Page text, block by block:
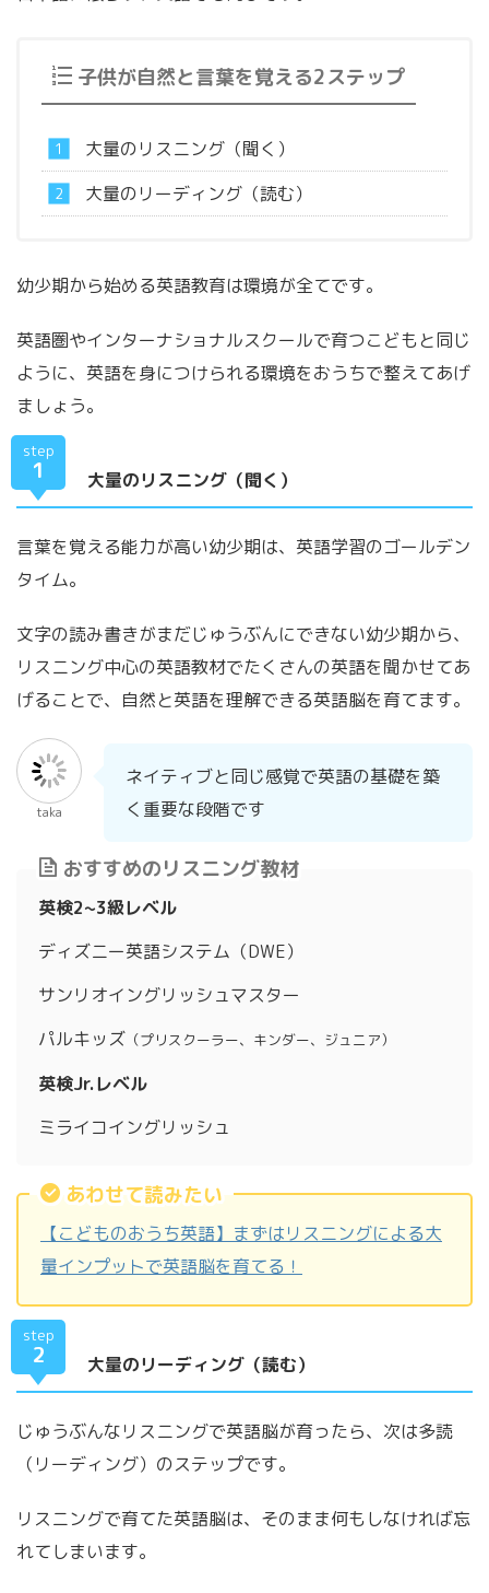
子供が自然と言葉を覚える2ステップ
大量のリスニング（聞く）
大量のリーディング（読む）
幼少期から始める英語教育は環境が全てです。
英語圏やインターナショナルスクールで育つこどもと同じ
ように、英語を身につけられる環境をおうちで整えてあげ
ましょう。
step
1 大量のリスニング（聞く）
言葉を覚える能力が高い幼少期は、英語学習のゴールデン
タイム。
文字の読み書きがまだじゅうぶんにできない幼少期から、
リスニング中心の英語教材でたくさんの英語を聞かせてあ
げることで、自然と英語を理解できる英語脳を育てます。
taka
ネイティブと同じ感覚で英語の基礎を築
く重要な段階です
おすすめのリスニング教材
英検2~3級レベル
ディズニー英語システム（DWE）
サンリオイングリッシュマスター
パルキッズ （プリスクーラー、キンダー、ジュニア）
英検Jr.レベル
ミライコイングリッシュ
あわせて読みたい
【こどものおうち英語】まずはリスニングによる大
量インプットで英語脳を育てる！
step
2 大量のリーディング（読む）
じゅうぶんなリスニングで英語脳が育ったら、次は多読
（リーディング）のステップです。
リスニングで育てた英語脳は、そのまま何もしなければ忘
れてしまいます。